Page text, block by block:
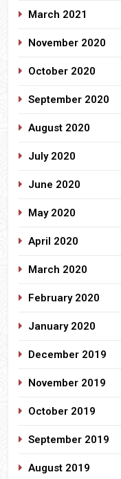
March 2021
November 2020
October 2020
September 2020
August 2020
July 2020
June 2020
May 2020
April 2020
March 2020
February 2020
January 2020
December 2019
November 2019
October 2019
September 2019
August 2019